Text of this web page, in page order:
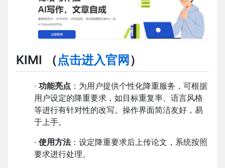
KIMI （点击进入官网 ）
· 功能亮点 ：为用户提供个性化降重服务，可根据
用户设定的降重要求，如目标重复率、语言风格
等进行有针对性的改写。操作界面简洁友好，易
于上手。
· 使用方法：设定降重要求后上传论文，系统按照
要求进行处理。